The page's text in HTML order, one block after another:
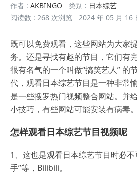
作者 : AKBINGO 类别 : 日本综艺
阅读数 : 268 次浏览
2024 年 05 月 16
既可以免费观看，这些网站为大家
务。还是寻找有趣的节目，它们有
很有名气的一个叫做“搞笑艺人” 的
代，观看日本综艺节目是一种非常
是一些搜罗热门视频整合网站。并
小技巧，有些网站可能安装有病毒。
怎样观看日本综艺节目视频呢
1、这也是观看日本综艺节目时必
手”等，Bilibili。